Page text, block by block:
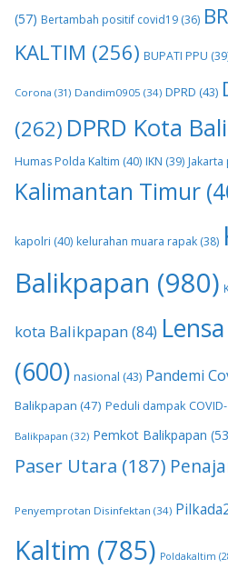
(57) Bertambah positif covid19 (36)
KALTIM (256) BUPATI PPU
Corona (31) Dandim0905 (34) DPRD (43)
(262) DPRD Kota
Humas Polda Kaltim (40) IKN (39)
Kalimantan Timur
kapolri (40) kelurahan muara rapak (38)
Balikpapan (980)
kota Balikpapan (84)
(600) nasional (43) Pandemi
Balikpapan (47) Peduli dampak
Balikpapan (32) Pemkot Balikpapan
Paser Utara (187)
Penyemprotan Disinfektan (34)
Kaltim (785) Poldakaltim